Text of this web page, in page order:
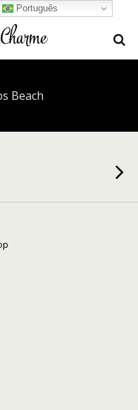
Beach
Português